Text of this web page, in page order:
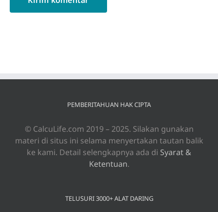
PEMBERITAHUAN HAK CIPTA
© CalcuLife.com 2019 – 2025. Silakan gunakan
materi di situs ini selama menyertakan tautan balik
ke kami. Detail selengkapnya ada di Syarat &
Ketentuan.
TELUSURI 3000+ ALAT DARING